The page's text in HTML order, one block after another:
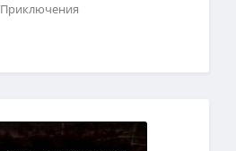
Приключения